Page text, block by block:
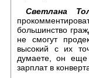
Светлана
большинство
не смогут
высокий с их
думаете, он еще
зарплат в